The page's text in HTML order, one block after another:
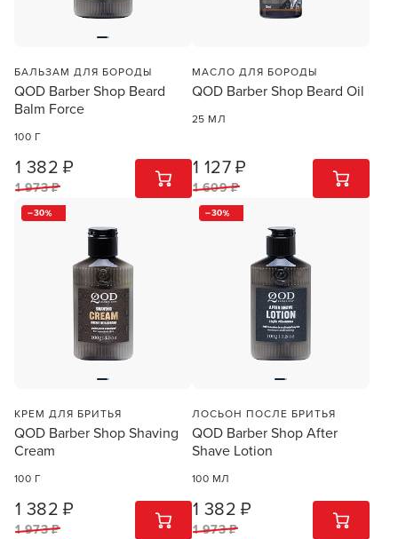
БАЛЬЗАМ ДЛЯ БОРОДЫ
QOD Barber Shop Beard
Balm Force
100 Г
1 382 ₽
1 973 ₽
1 ШТ
МАСЛО ДЛЯ БОРОДЫ
QOD Barber Shop Beard Oil
25 МЛ
1 127 ₽
1 609 ₽
1 ШТ
30
КРЕМ ДЛЯ БРИТЬЯ
QOD Barber Shop Shaving
Cream
100 Г
1 382 ₽
1 973 ₽
1 ШТ
30
ЛОСЬОН ПОСЛЕ БРИТЬЯ
QOD Barber Shop After
Shave Lotion
100 МЛ
1 382 ₽
1 973 ₽
1 ШТ